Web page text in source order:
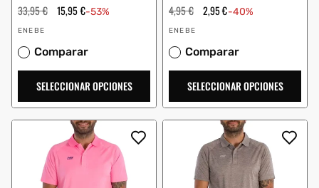
Precio
habitual
33,95 € Precio
de
15,95 €-53%
Proveedor:
ENEBE
Comparar
SELECCIONAR OPCIONES
Precio
habitual
4,95 € Precio
de
2,95 €-40%
Proveedor:
ENEBE
Comparar
SELECCIONAR OPCIONES